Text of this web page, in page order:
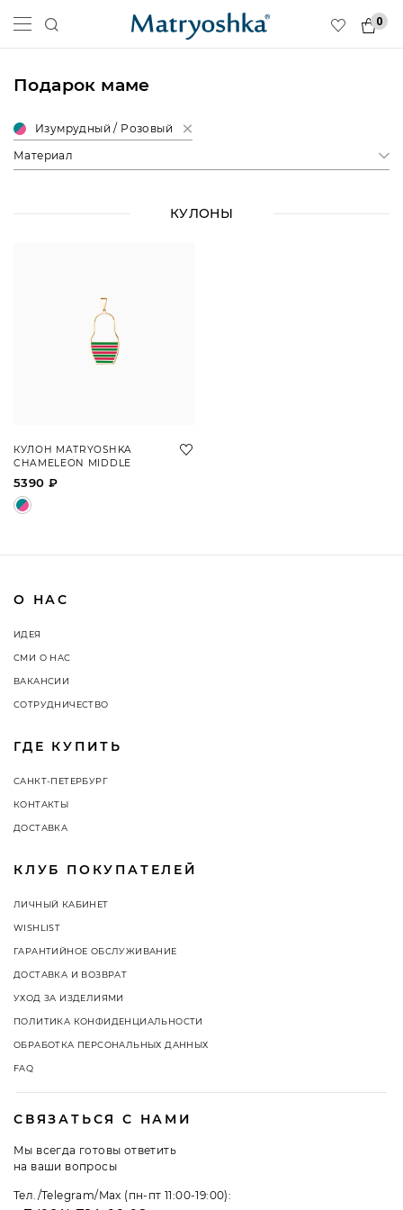
0
Подарок маме
Изумрудный / Розовый
Материал
КУЛОНЫ
КУЛОН MATRYOSHKA
CHAMELEON MIDDLE
5390 ₽
О НАС
ИДЕЯ
СМИ О НАС
ВАКАНСИИ
СОТРУДНИЧЕСТВО
ГДЕ КУПИТЬ
САНКТ-ПЕТЕРБУРГ
КОНТАКТЫ
ДОСТАВКА
КЛУБ ПОКУПАТЕЛЕЙ
ЛИЧНЫЙ КАБИНЕТ
WISHLIST
ГАРАНТИЙНОЕ ОБСЛУЖИВАНИЕ
ДОСТАВКА И ВОЗВРАТ
УХОД ЗА ИЗДЕЛИЯМИ
ПОЛИТИКА КОНФИДЕНЦИАЛЬНОСТИ
ОБРАБОТКА ПЕРСОНАЛЬНЫХ ДАННЫХ
FAQ
СВЯЗАТЬСЯ С НАМИ
Мы всегда готовы ответить
на ваши вопросы
Тел./Telegram/Max (пн-пт 11:00-19:00):